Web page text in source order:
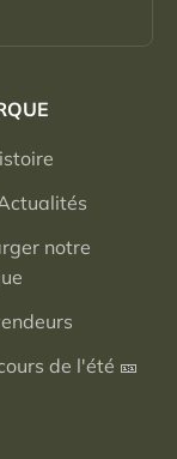
notre
de l'été 🎫